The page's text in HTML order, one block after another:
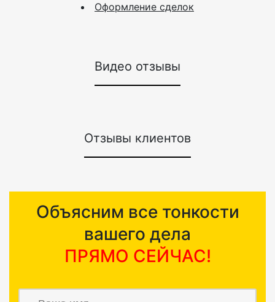
Оформление сделок
Видео отзывы
Отзывы клиентов
Объясним все тонкости
вашего дела
ПРЯМО СЕЙЧАС!